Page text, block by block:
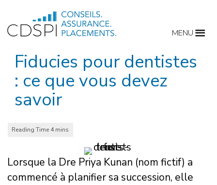
content
MENU
Fiducies pour dentistes
: ce que vous devez
savoir
Lorsque la Dre Priya Kunan (nom fictif) a
commencé à planifier sa succession, elle